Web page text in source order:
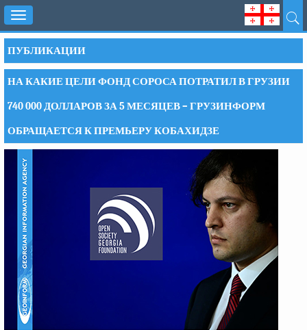
Toggle
navigation
ПУБЛИКАЦИИ
НА КАКИЕ ЦЕЛИ ФОНД СОРОСА ПОТРАТИЛ В ГРУЗИИ
740 000 ДОЛЛАРОВ ЗА 5 МЕСЯЦЕВ – ГРУЗИНФОРМ
ОБРАЩАЕТСЯ К ПРЕМЬЕРУ КОБАХИДЗЕ